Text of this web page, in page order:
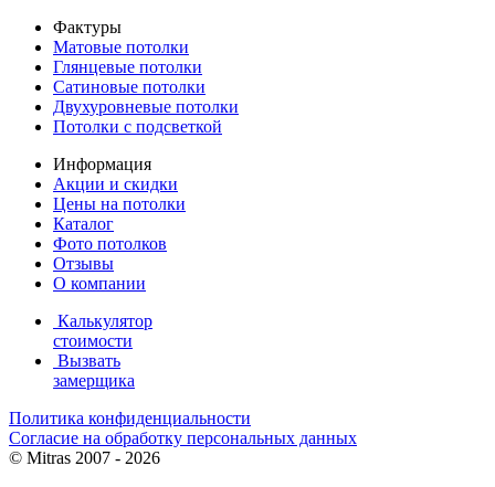
Фактуры
Матовые потолки
Глянцевые потолки
Сатиновые потолки
Двухуровневые потолки
Потолки с подсветкой
Информация
Акции и скидки
Цены на потолки
Каталог
Фото потолков
Отзывы
О компании
Калькулятор
стоимости
Вызвать
замерщика
Политика конфиденциальности
Согласие на обработку персональных данных
© Mitras 2007 - 2026